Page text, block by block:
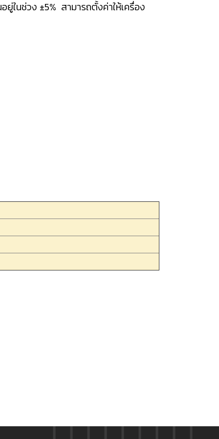
ในช่วง ±5% สามารถตั้งค่าให้เครื่อง